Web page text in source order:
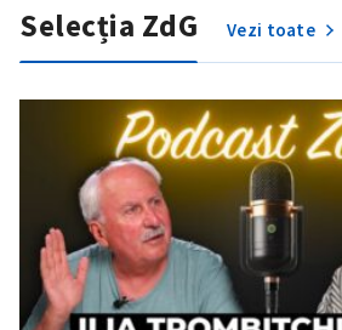
Selecția ZdG Vezi toate